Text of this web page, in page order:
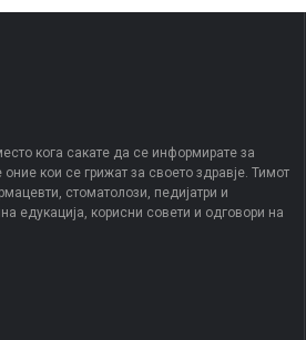
кога сакате да се информирате за
кои се грижат за своето здравје. Тимот
стоматолози, педијатри и
едукација, корисни совети и одговори на